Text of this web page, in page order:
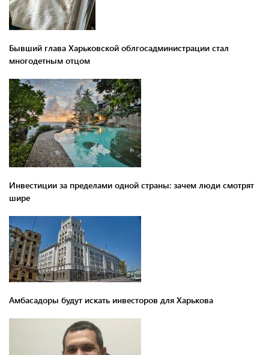
Бывший глава Харьковской облгосадминистрации стал
многодетным отцом
Инвестиции за пределами одной страны: зачем люди смотрят
шире
Амбасадоры будут искать инвесторов для Харькова